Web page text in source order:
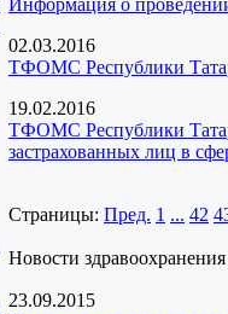
Информация о
02.03.2016
ТФОМС Республики
19.02.2016
ТФОМС Республики
застрахованных лиц в
Страницы: Пред. 1 ... 42
Новости здравоохранения
23.09.2015